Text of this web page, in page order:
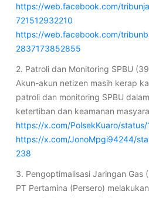
https://web.facebook.com/
721512932210
https://web.facebook.com/
2837173852855
2. Patroli dan Monitoring SPBU
Akun-akun netizen masih kerap
patroli dan monitoring SPBU
ketertiban dan keamanan
https://x.com/PolsekKuaro/
https://x.com/JonoMpgi94244/
238
3. Pengoptimalisasi Jaringan Gas
PT Pertamina (Persero)